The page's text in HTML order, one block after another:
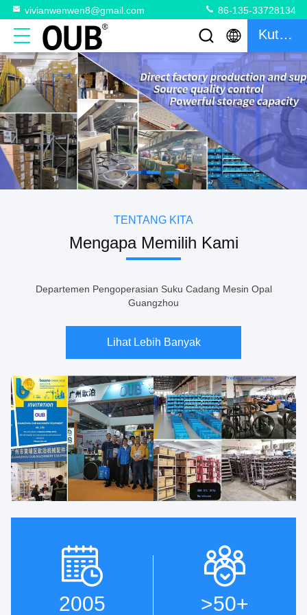
vivianwenwen8@gmail.com 86-135-33728134
Kutipan
TENTANG KITA
Mengapa Memilih Kami
Departemen Pengoperasian Suku Cadang Mesin Opal
Guangzhou
Lihat Lebih Banyak
2005 >50+